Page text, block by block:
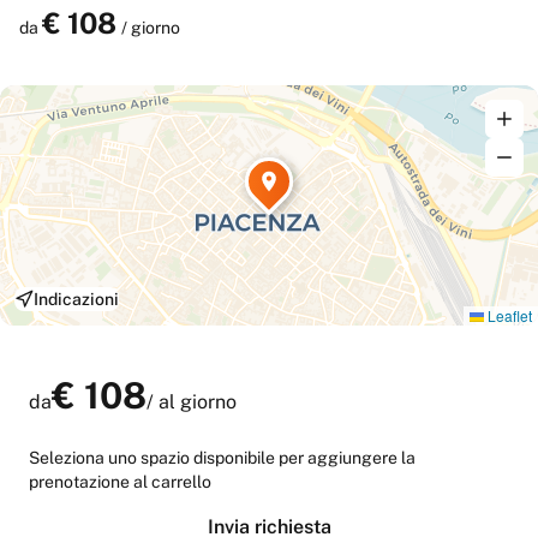
9:00 alle 18:00.
da € 108 / giorno
Leaflet
Indicazioni
da€ 108/ al giorno
Seleziona uno spazio disponibile per aggiungere la
prenotazione al carrello
Invia richiesta